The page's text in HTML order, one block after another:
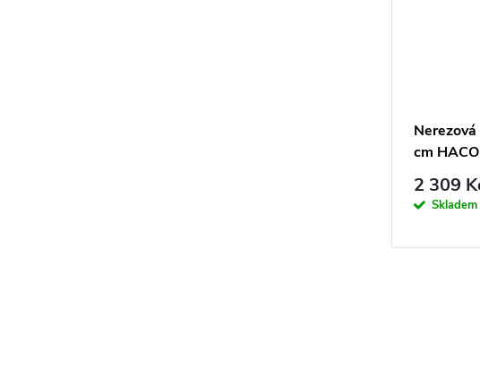
cm HACO
2 309
Skladem